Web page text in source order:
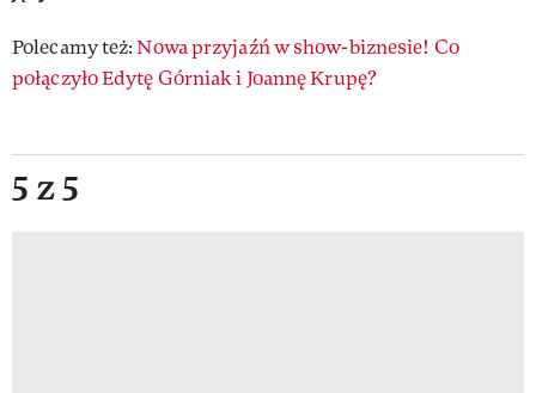
Polecamy też:Nowa przyjaźń w show-biznesie! Co
połączyło Edytę Górniak i Joannę Krupę?
5 z 5